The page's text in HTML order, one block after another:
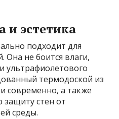
и эстетика
подходит для
Она не боится влаги,
ультрафиолетового
термодоской из
современно, а также
защиту стен от
среды.